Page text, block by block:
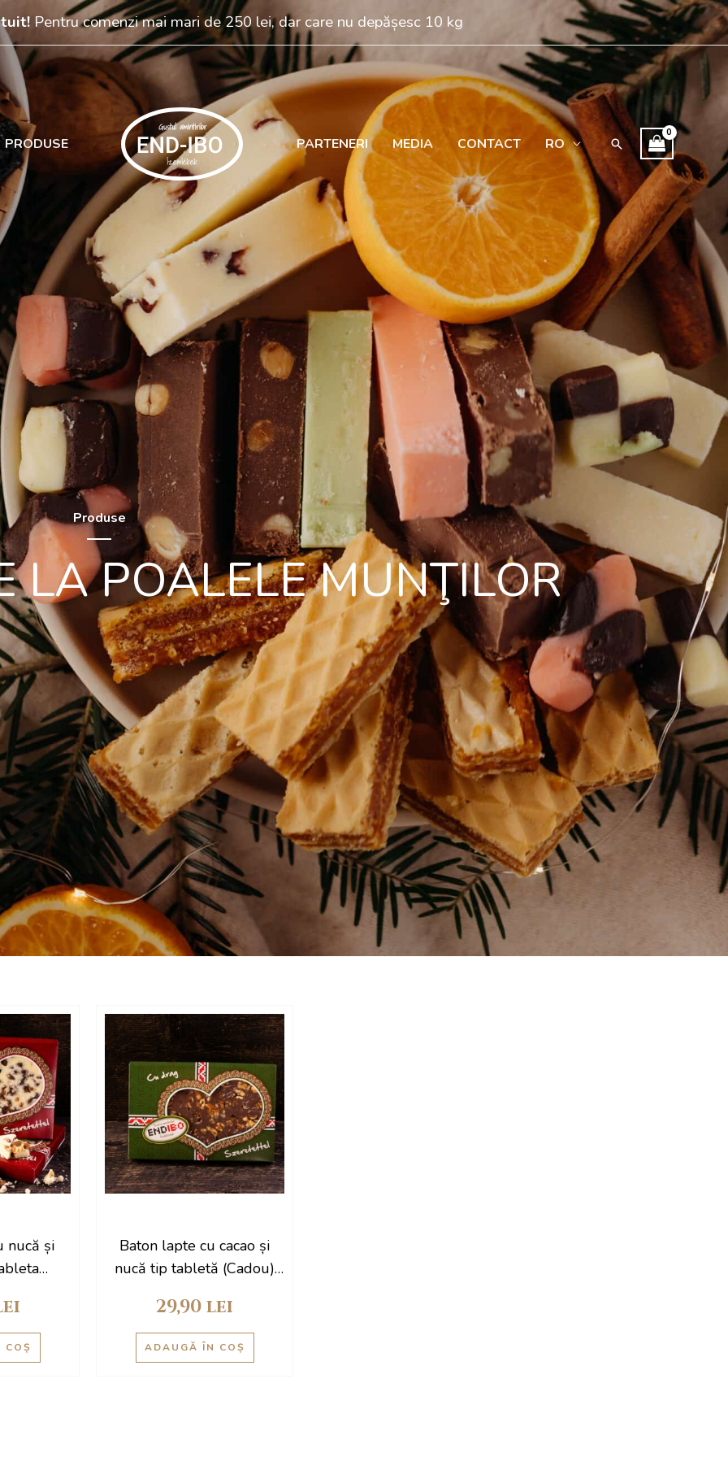
Pentru comenzi mai mari de 250 lei, dar care nu depășesc 10 kg
PRODUSE PARTENERI MEDIA CONTACT RO Search
Produse
LA POALELE MUNŢILOR
nucă și
Baton lapte cu cacao și
nucă tip tabletă (Cadou)
29,90lei
ADAUGĂ ÎN COȘ